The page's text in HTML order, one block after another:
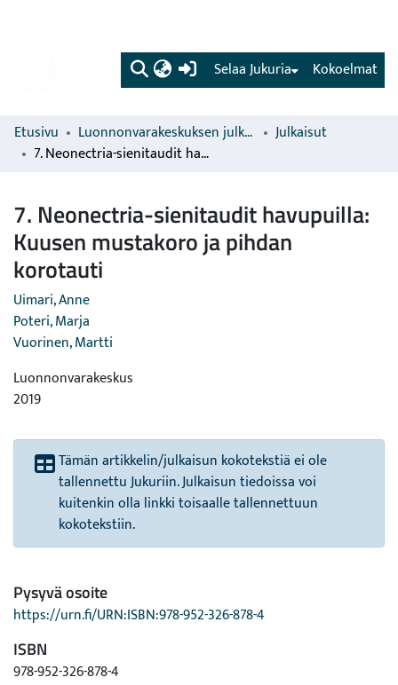
(current) Kokoelmat
Selaa Jukuria
Etusivu Luonnonvarakeskuksen julkaisut
Julkaisut
7. Neonectria-sienitaudit havupuilla: Kuusen mustakoro ja pihdan korotauti
7. Neonectria-sienitaudit havupuilla:
Kuusen mustakoro ja pihdan
korotauti
Uimari, Anne
Poteri, Marja
Vuorinen, Martti
Luonnonvarakeskus
2019
Tämän artikkelin/julkaisun kokotekstiä ei ole
tallennettu Jukuriin. Julkaisun tiedoissa voi
kuitenkin olla linkki toisaalle tallennettuun
kokotekstiin.
Pysyvä osoite
https://urn.fi/URN:ISBN:978-952-326-878-4
ISBN
978-952-326-878-4